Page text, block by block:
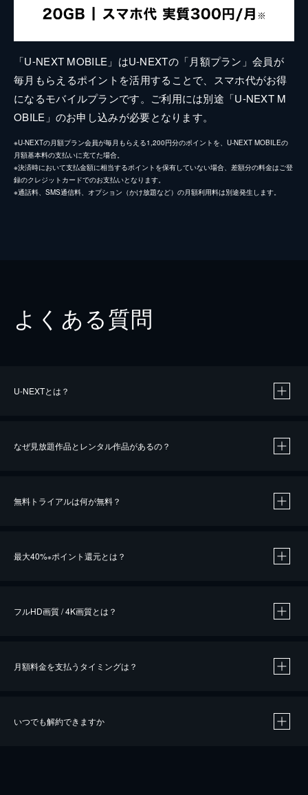
「U-NEXT MOBILE」はU-NEXTの「月額プラン」会員が
毎月もらえるポイントを活用することで、スマホ代がお得
になるモバイルプランです。ご利用には別途「U-NEXT M
OBILE」のお申し込みが必要となります。
※U-NEXTの月額プラン会員が毎月もらえる1,200円分のポイントを、U-NEXT MOBILEの
月額基本料の支払いに充てた場合。
※決済時において支払金額に相当するポイントを保有していない場合、差額分の料金はご登
録のクレジットカードでのお支払いとなります。
※通話料、SMS通信料、オプション（かけ放題など）の月額利用料は別途発生します。
よくある質問
U-NEXTとは？
なぜ見放題作品とレンタル作品があるの？
無料トライアルは何が無料？
最大40%※ポイント還元とは？
※40％ポイント還元の対象は、クレジットカード決済による作品の購入 / レンタルです。
iOSアプリのUコイン決済による作品の購入 / レンタルは、20％のポイント還元です。
フルHD画質 / 4K画質とは？
月額料金を支払うタイミングは？
いつでも解約できますか